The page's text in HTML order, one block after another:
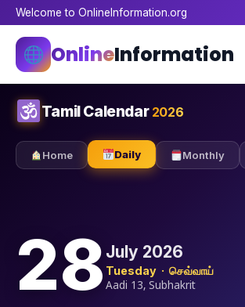
Welcome to OnlineInformation.org
OnlineInformation
Tamil Calendar 2026
Home Daily Monthly
28 July 2026
Tuesday · செவ்வாய்
Aadi 13, Subhakrit